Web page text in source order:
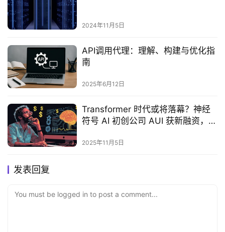
2024年11月5日
‌API调用代理：理解、构建与优化指
南‌
2025年6月12日
Transformer 时代或将落幕？神经
符号 AI 初创公司 AUI 获新融资，估
2025年11月5日
发表回复
You must be logged in to post a comment...